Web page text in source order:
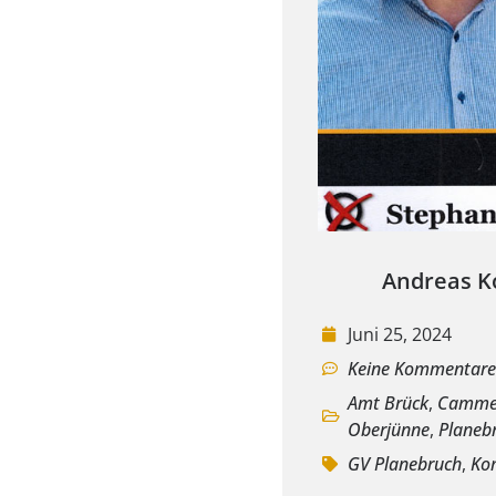
Andreas
Juni 25, 2024
Keine Kommentare
Amt Brück,
Oberjünne,
GV Planebruch,